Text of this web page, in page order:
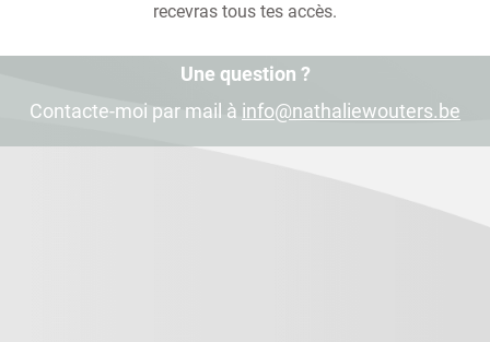
recevras tous tes accès.
Une question ?
Contacte-moi par mail à info@nathaliewouters.be